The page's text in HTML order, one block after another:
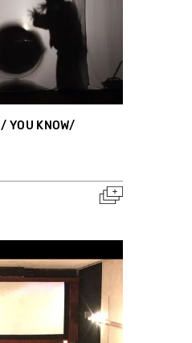
YOU KNOW/